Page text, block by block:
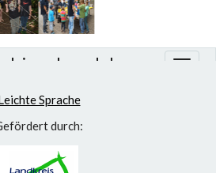
dassel.de
Sprache
durch: